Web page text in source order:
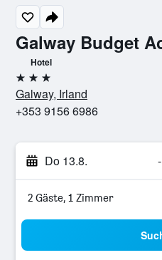
Galway Budget
Hotel
3 Sterne
Galway, Irland
+353 9156 6986
Do 13.8. -
2 Gäste, 1 Zimmer